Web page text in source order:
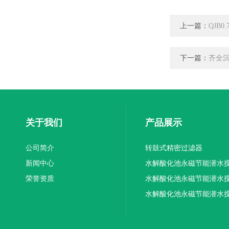
上一篇：
下一篇： 齐全
关于我们
公司简介
新闻中心
荣誉资质
产品展示
转鼓式精密过滤器
水解酸化池永磁节能潜水
机厂家供应
水解酸化池永磁节能潜水
机厂家直销
水解酸化池永磁节能潜水